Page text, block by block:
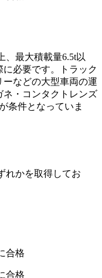
、最大積載量6.5t以
に必要です。トラック
などの大型車両の運
・コンタクトレンズ
条件となっていま
れかを取得してお
合格
合格